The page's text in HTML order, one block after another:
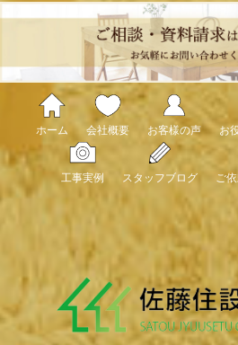
ホーム 会社概要 お客様の声 お
工事実例 スタッフブログ ご